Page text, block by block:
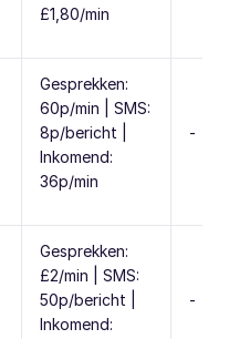
£1,80/min
Gesprekken:
60p/min | SMS:
8p/bericht |
Inkomend:
36p/min
-
Gesprekken:
£2/min | SMS:
50p/bericht |
Inkomend:
-